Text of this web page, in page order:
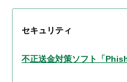
セキュリティ
不正送金対策ソフト「